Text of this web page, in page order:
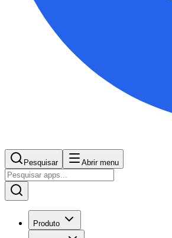
Pesquisar Abrir menu
Produto